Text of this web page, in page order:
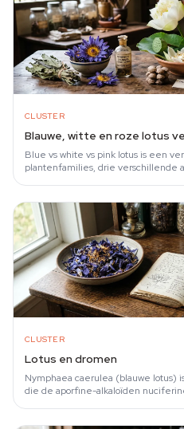
CLUSTER
Blauwe, witte en roze lotus
Blue vs white vs pink lotus is een
plantenfamilies, drie verschillende
CLUSTER
Lotus en dromen
Nymphaea caerulea (blauwe lotus)
die de aporfine-alkaloïden